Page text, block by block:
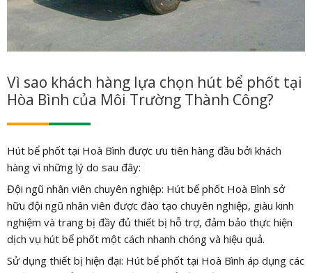
Vì sao khách hàng lựa chọn hút bể phốt tại
Hòa Bình của Môi Trường Thành Công?
Hút bể phốt tại Hoà Bình được ưu tiên hàng đầu bởi khách
hàng vì những lý do sau đây:
Đội ngũ nhân viên chuyên nghiệp: Hút bể phốt Hoà Bình sở
hữu đội ngũ nhân viên được đào tạo chuyên nghiệp, giàu kinh
nghiệm và trang bị đầy đủ thiết bị hỗ trợ, đảm bảo thực hiện
dịch vụ hút bể phốt một cách nhanh chóng và hiệu quả.
Sử dụng thiết bị hiện đại: Hút bể phốt tại Hoà Bình áp dụng các